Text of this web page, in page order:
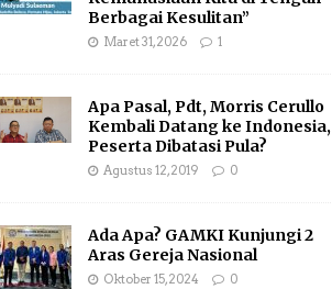
Berbagai Kesulitan”
Maret 31, 2026 1
Apa Pasal, Pdt, Morris Cerullo
Kembali Datang ke Indonesia,
Peserta Dibatasi Pula?
Agustus 12, 2019 0
Ada Apa? GAMKI Kunjungi 2
Aras Gereja Nasional
Oktober 15, 2024 0